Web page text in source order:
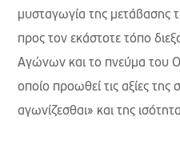
μυσταγωγία της μετάβασης
προς τον εκάστοτε τόπο
Αγώνων και το πνεύμα του
οποίο προωθεί τις αξίες της
αγωνίζεσθαι» και της